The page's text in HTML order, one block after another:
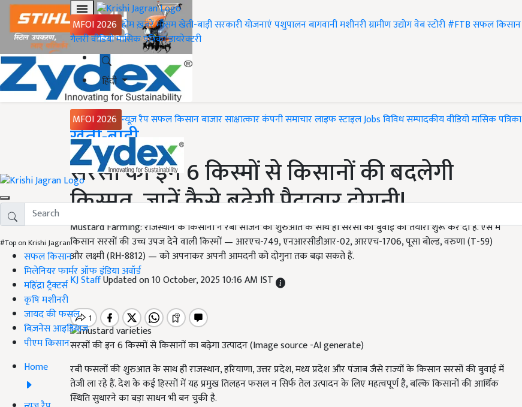
MFOI 2026 होमख़बरेंमौसमखेती-बाड़ीसरकारी योजनाएंपशुपालनबागवानीमशीनरीग्रामीण उद्योगवेब स्टोरी#FTBसफल किसान
गैलरीवीडियोमासिक पत्रिकाडायरेक्टरी
हिंदी
MFOI 2026 न्यूज़ रैपसफल किसानबाजारसाक्षात्कारकंपनी समाचारलाइफ स्टाइलJobsविविधसम्पादकीयवीडियोमासिक पत्रिका
#Top on Krishi Jagran
सफल किसान
मिलेनियर फार्मर ऑफ इंडिया अवॉर्ड
महिंद्रा ट्रैक्टर्स
कृषि मशीनरी
जायद की फसल
बिज़नेस आइडियाज
पीएम किसान
Home
Home
खेती-बाड़ी
सरसों की इन 6 किस्मों से किसानों की बदलेगी
किस्मत, जानें कैसे बढ़ेगी पैदावार दोगुनी!
Mustard Farming: राजस्थान के किसानों ने रबी सीजन की शुरुआत के साथ ही सरसों की बुवाई की तैयारी शुरू कर दी है. ऐसे में
किसान सरसों की उच्च उपज देने वाली किस्मों — आरएच-749, एनआरसीडीआर-02, आरएच-1706, पूसा बोल्ड, वरुणा (T-59)
और लक्ष्मी (RH-8812) — को अपनाकर अपनी आमदनी को दोगुना तक बढ़ा सकते हैं.
KJ StaffUpdated on 10 October, 2025 10:16 AM IST
सरसों की इन 6 किस्मों से किसानों का बढ़ेगा उत्पादन (Image source -AI generate)
रबी फसलों की शुरुआत के साथ ही राजस्थान, हरियाणा, उत्तर प्रदेश, मध्य प्रदेश और पंजाब जैसे राज्यों के किसान सरसों की बुवाई में
तेजी ला रहे हैं. देश के कई हिस्सों में यह प्रमुख तिलहन फसल न सिर्फ तेल उत्पादन के लिए महत्वपूर्ण है, बल्कि किसानों की आर्थिक
स्थिति सुधारने का बड़ा साधन भी बन चुकी है.